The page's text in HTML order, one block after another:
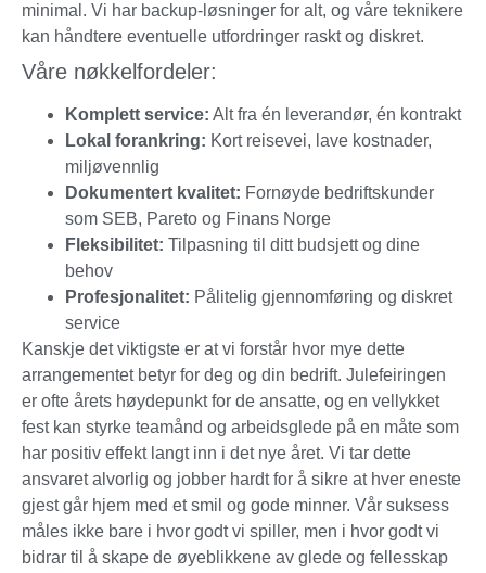
minimal. Vi har backup-løsninger for alt, og våre teknikere
kan håndtere eventuelle utfordringer raskt og diskret.
Våre nøkkelfordeler:
Komplett service: Alt fra én leverandør, én kontrakt
Lokal forankring: Kort reisevei, lave kostnader,
miljøvennlig
Dokumentert kvalitet: Fornøyde bedriftskunder
som SEB, Pareto og Finans Norge
Fleksibilitet: Tilpasning til ditt budsjett og dine
behov
Profesjonalitet: Pålitelig gjennomføring og diskret
service
Kanskje det viktigste er at vi forstår hvor mye dette
arrangementet betyr for deg og din bedrift. Julefeiringen
er ofte årets høydepunkt for de ansatte, og en vellykket
fest kan styrke teamånd og arbeidsglede på en måte som
har positiv effekt langt inn i det nye året. Vi tar dette
ansvaret alvorlig og jobber hardt for å sikre at hver eneste
gjest går hjem med et smil og gode minner. Vår suksess
måles ikke bare i hvor godt vi spiller, men i hvor godt vi
bidrar til å skape de øyeblikkene av glede og fellesskap